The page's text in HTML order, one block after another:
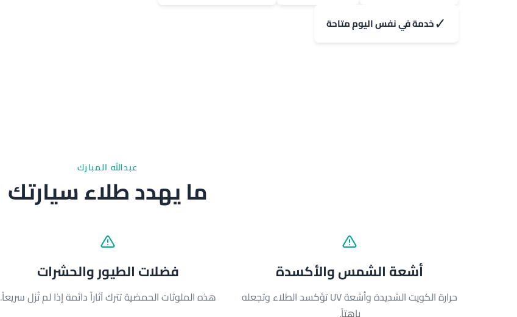
✓خدمة في نفس اليوم متاحة
عبدالله المبارك
ما يهدد طلاء سيارتك
أشعة الشمس والأكسدة
حرارة الكويت الشديدة وأشعة UV تؤكسد الطلاء وتجعله
باهتاً.
فضلات الطيور والحشرات
هذه الملوثات الحمضية تترك آثاراً دائمة إذا لم تُزل سريعاً.